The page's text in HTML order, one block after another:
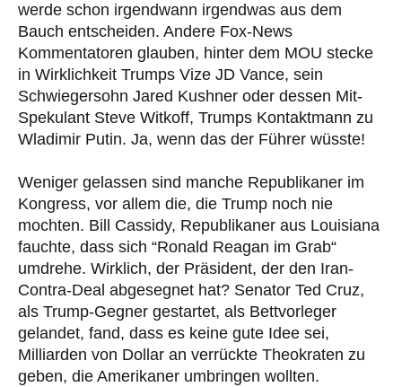
werde schon irgendwann irgendwas aus dem
Bauch entscheiden. Andere Fox-News
Kommentatoren glauben, hinter dem MOU stecke
in Wirklichkeit Trumps Vize JD Vance, sein
Schwiegersohn Jared Kushner oder dessen Mit-
Spekulant Steve Witkoff, Trumps Kontaktmann zu
Wladimir Putin. Ja, wenn das der Führer wüsste!
Weniger gelassen sind manche Republikaner im
Kongress, vor allem die, die Trump noch nie
mochten. Bill Cassidy, Republikaner aus Louisiana
fauchte, dass sich “Ronald Reagan im Grab“
umdrehe. Wirklich, der Präsident, der den Iran-
Contra-Deal abgesegnet hat? Senator Ted Cruz,
als Trump-Gegner gestartet, als Bettvorleger
gelandet, fand, dass es keine gute Idee sei,
Milliarden von Dollar an verrückte Theokraten zu
geben, die Amerikaner umbringen wollten.